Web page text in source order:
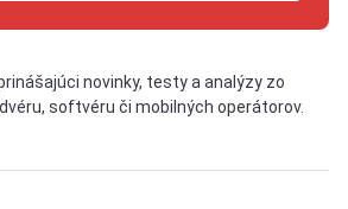
novinky, testy a analýzy zo
softvéru či mobilných operátorov.